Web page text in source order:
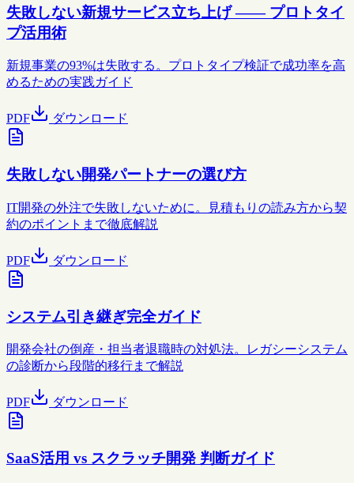
失敗しない新規サービス立ち上げ —— プロトタイ
プ活用術
新規事業の93%は失敗する。プロトタイプ検証で成功率を高
めるための実践ガイド
PDF ダウンロード
失敗しない開発パートナーの選び方
IT開発の外注で失敗しないために。見積もりの読み方から契
約のポイントまで徹底解説
PDF ダウンロード
システム引き継ぎ完全ガイド
開発会社の倒産・担当者退職時の対処法。レガシーシステム
の診断から段階的移行まで解説
PDF ダウンロード
SaaS活用 vs スクラッチ開発 判断ガイド